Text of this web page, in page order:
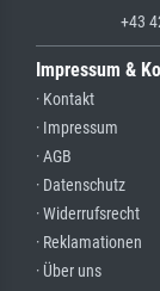
+43
Impressum &
· Kontakt
· Impressum
· AGB
· Datenschutz
· Widerrufsrecht
· Reklamationen
· Über uns